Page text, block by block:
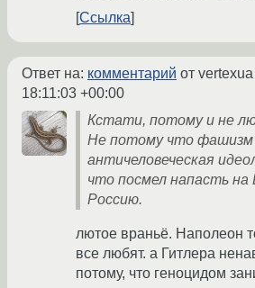
Ссылка
Ответ на: комментарий от vertexua
18:11:03 +00:00
Кстати, потому и не
Не потому что
античеловеческая
что посмел напасть на
Россию.
лютое враньё. Наполеон
все любят. а Гитлера
потому, что геноцидом